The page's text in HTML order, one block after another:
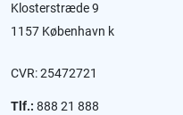
Klosterstræde 9
1157 København k
CVR: 25472721
Tlf.: 888 21 888